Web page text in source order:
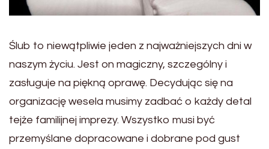
Ślub to niewątpliwie jeden z najważniejszych dni w
naszym życiu. Jest on magiczny, szczególny i
zasługuje na piękną oprawę. Decydując się na
organizację wesela musimy zadbać o każdy detal
tejże familijnej imprezy. Wszystko musi być
przemyślane dopracowane i dobrane pod gust